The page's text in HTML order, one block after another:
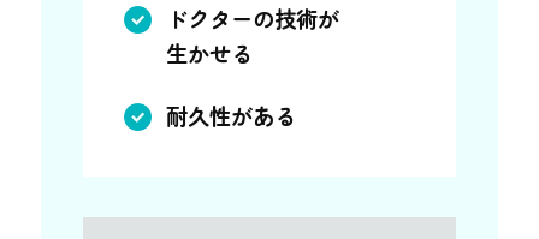
ドクターの技術が
生かせる
耐久性がある